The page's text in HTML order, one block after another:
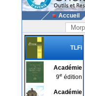
Accueil
TLFi
Académie
9e édition
Académie